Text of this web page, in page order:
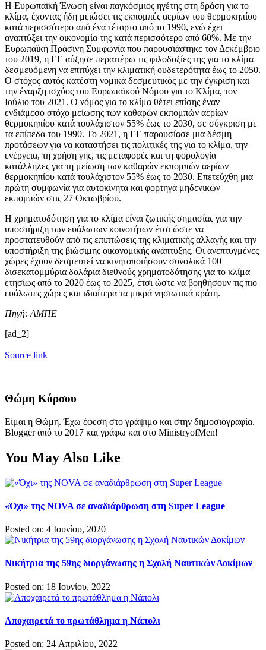
Η Ευρωπαϊκή Ένωση είναι παγκόσμιος ηγέτης στη δράση για το
κλίμα, έχοντας ήδη μειώσει τις εκπομπές αερίων του θερμοκηπίου
κατά περισσότερο από ένα τέταρτο από το 1990, ενώ έχει
αναπτύξει την οικονομία της κατά περισσότερο από 60%. Με την
Ευρωπαϊκή Πράσινη Συμφωνία που παρουσιάστηκε τον Δεκέμβριο
του 2019, η ΕΕ αύξησε περαιτέρω τις φιλοδοξίες της για το κλίμα
δεσμευόμενη να επιτύχει την κλιματική ουδετερότητα έως το 2050.
Ο στόχος αυτός κατέστη νομικά δεσμευτικός με την έγκριση και
την έναρξη ισχύος του Ευρωπαϊκού Νόμου για το Κλίμα, τον
Ιούλιο του 2021. Ο νόμος για το κλίμα θέτει επίσης έναν
ενδιάμεσο στόχο μείωσης των καθαρών εκπομπών αερίων
θερμοκηπίου κατά τουλάχιστον 55% έως το 2030, σε σύγκριση με
τα επίπεδα του 1990. Το 2021, η ΕΕ παρουσίασε μια δέσμη
προτάσεων για να καταστήσει τις πολιτικές της για το κλίμα, την
ενέργεια, τη χρήση γης, τις μεταφορές και τη φορολογία
κατάλληλες για τη μείωση των καθαρών εκπομπών αερίων
θερμοκηπίου κατά τουλάχιστον 55% έως το 2030. Επετεύχθη μια
πρώτη συμφωνία για αυτοκίνητα και φορτηγά μηδενικών
εκπομπών στις 27 Οκτωβρίου.
Η χρηματοδότηση για το κλίμα είναι ζωτικής σημασίας για την
υποστήριξη των ευάλωτων κοινοτήτων έτσι ώστε να
προστατευθούν από τις επιπτώσεις της κλιματικής αλλαγής και την
υποστήριξη της βιώσιμης οικονομικής ανάπτυξης. Οι ανεπτυγμένες
χώρες έχουν δεσμευτεί να κινητοποιήσουν συνολικά 100
δισεκατομμύρια δολάρια διεθνούς χρηματοδότησης για το κλίμα
ετησίως από το 2020 έως το 2025, έτσι ώστε να βοηθήσουν τις πιο
ευάλωτες χώρες και ιδιαίτερα τα μικρά νησιωτικά κράτη.
Πηγή: ΑΜΠΕ
[ad_2]
Source link
Θώμη Κόρσου
Είμαι η Θώμη. Έχω έφεση στο γράψιμο και στην δημοσιογραφία.
Blogger από το 2017 και γράφω και στο MinistryofMen!
You May Also Like
«Όχι» της NOVA σε αναδιάρθρωση στη Super League
Posted on: 4 Ιουνίου, 2020
Νικήτρια της 59ης διοργάνωσης η Σχολή Ναυτικών Δοκίμων
Posted on: 18 Ιουνίου, 2022
Αποχαιρετά το πρωτάθλημα η Νάπολι
Posted on: 24 Απριλίου, 2022